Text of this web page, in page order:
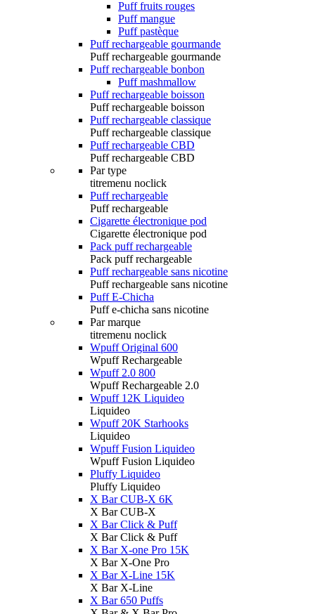
Puff fruits rouges
Puff mangue
Puff pastèque
Puff rechargeable gourmande
Puff rechargeable gourmande
Puff rechargeable bonbon
Puff mashmallow
Puff rechargeable boisson
Puff rechargeable boisson
Puff rechargeable classique
Puff rechargeable classique
Puff rechargeable CBD
Puff rechargeable CBD
Par type
titremenu noclick
Puff rechargeable
Puff rechargeable
Cigarette électronique pod
Cigarette électronique pod
Pack puff rechargeable
Pack puff rechargeable
Puff rechargeable sans nicotine
Puff rechargeable sans nicotine
Puff E-Chicha
Puff e-chicha sans nicotine
Par marque
titremenu noclick
Wpuff Original 600
Wpuff Rechargeable
Wpuff 2.0 800
Wpuff Rechargeable 2.0
Wpuff 12K Liquideo
Liquideo
Wpuff 20K Starhooks
Liquideo
Wpuff Fusion Liquideo
Wpuff Fusion Liquideo
Pluffy Liquideo
Pluffy Liquideo
X Bar CUB-X 6K
X Bar CUB-X
X Bar Click & Puff
X Bar Click & Puff
X Bar X-one Pro 15K
X Bar X-One Pro
X Bar X-Line 15K
X Bar X-Line
X Bar 650 Puffs